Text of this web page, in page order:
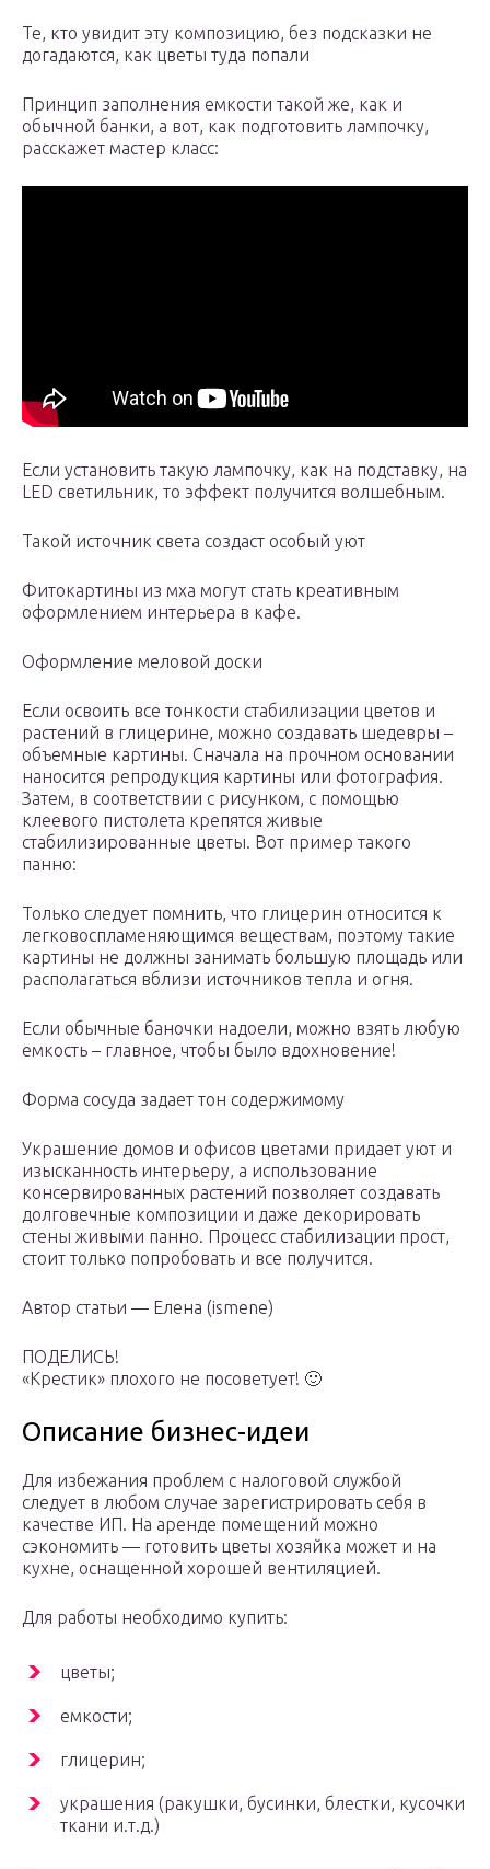
Те, кто увидит эту композицию, без подсказки не
догадаются, как цветы туда попали
Принцип заполнения емкости такой же, как и
обычной банки, а вот, как подготовить лампочку,
расскажет мастер класс:
Если установить такую лампочку, как на подставку, на
LED светильник, то эффект получится волшебным.
Такой источник света создаст особый уют
Фитокартины из мха могут стать креативным
оформлением интерьера в кафе.
Оформление меловой доски
Если освоить все тонкости стабилизации цветов и
растений в глицерине, можно создавать шедевры –
объемные картины. Сначала на прочном основании
наносится репродукция картины или фотография.
Затем, в соответствии с рисунком, с помощью
клеевого пистолета крепятся живые
стабилизированные цветы. Вот пример такого
панно:
Только следует помнить, что глицерин относится к
легковоспламеняющимся веществам, поэтому такие
картины не должны занимать большую площадь или
располагаться вблизи источников тепла и огня.
Если обычные баночки надоели, можно взять любую
емкость – главное, чтобы было вдохновение!
Форма сосуда задает тон содержимому
Украшение домов и офисов цветами придает уют и
изысканность интерьеру, а использование
консервированных растений позволяет создавать
долговечные композиции и даже декорировать
стены живыми панно. Процесс стабилизации прост,
стоит только попробовать и все получится.
Автор статьи — Елена (ismene)
ПОДЕЛИСЬ!
«Крестик» плохого не посоветует! 🙂
Описание бизнес-идеи
Для избежания проблем с налоговой службой
следует в любом случае зарегистрировать себя в
качестве ИП. На аренде помещений можно
сэкономить — готовить цветы хозяйка может и на
кухне, оснащенной хорошей вентиляцией.
Для работы необходимо купить:
цветы;
емкости;
глицерин;
украшения (ракушки, бусинки, блестки, кусочки
ткани и.т.д.)